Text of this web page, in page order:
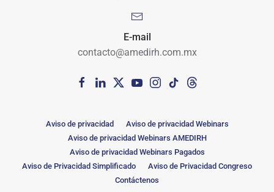
E-mail
contacto@amedirh.com.mx
Aviso de privacidad
Aviso de privacidad Webinars
Aviso de privacidad Webinars AMEDIRH
Aviso de privacidad Webinars Pagados
Aviso de Privacidad Simplificado
Aviso de Privacidad Congreso
Contáctenos